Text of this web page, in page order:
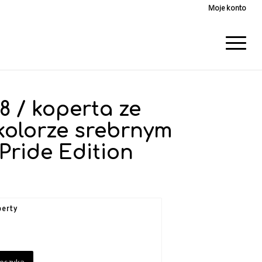
Moje konto
/ koperta ze
srebrnym
Edition